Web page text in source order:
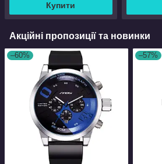
Купити
Акційні пропозиції та новинки
–60% –57%